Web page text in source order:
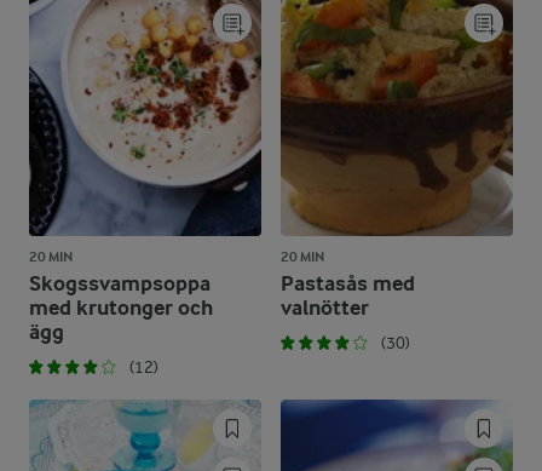
20 MIN
Skogssvampsoppa
med krutonger och
ägg
(12)
20 MIN
Pastasås med
valnötter
(30)